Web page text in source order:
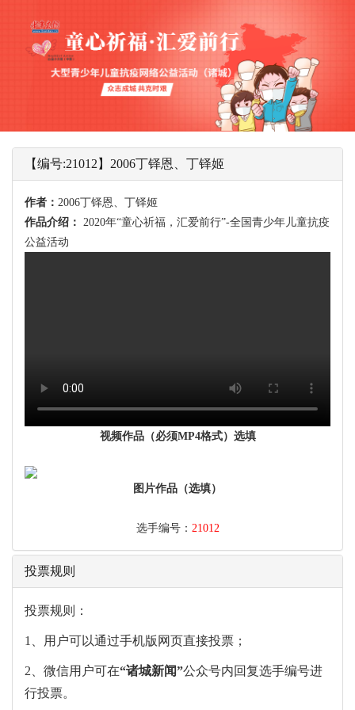
【编号:21012】2006丁铎恩、丁铎姬
作者： 2006丁铎恩、丁铎姬
作品介绍：
2020年“童心祈福，汇爱前行”-全国青少年儿童抗疫
公益活动
视频作品（必须MP4格式）选填
图片作品（选填）
选手编号： 21012
投票规则
投票规则：
1、用户可以通过手机版网页直接投票；
2、微信用户可在“诸城新闻”公众号内回复选手编号进
行投票。